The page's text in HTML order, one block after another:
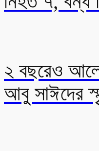
২ বছরেও
আবু সাঈদের